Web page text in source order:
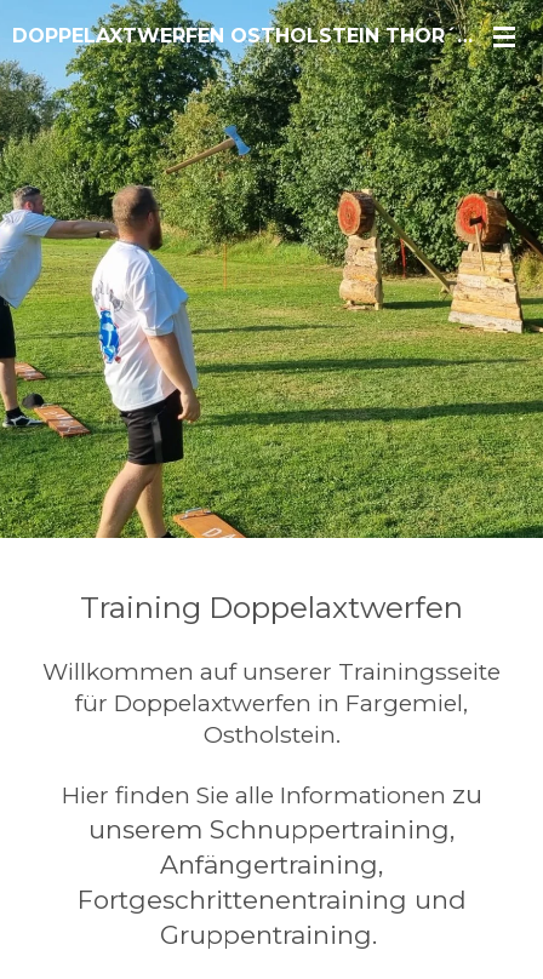
Zum
Hauptinhalt
springen
DOPPELAXTWERFEN OSTHOLSTEIN THOR´S GUARDE
Training Doppelaxtwerfen
Willkommen auf unserer Trainingsseite
für Doppelaxtwerfen in Fargemiel,
Ostholstein.
Hier finden Sie alle Informationen zu
unserem Schnuppertraining,
Anfängertraining,
Fortgeschrittenentraining und
Gruppentraining.